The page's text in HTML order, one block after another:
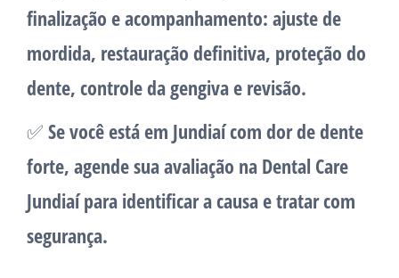
finalização e acompanhamento: ajuste de
mordida, restauração definitiva, proteção do
dente, controle da gengiva e revisão.
✅ Se você está em Jundiaí com dor de dente
forte, agende sua avaliação na Dental Care
Jundiaí para identificar a causa e tratar com
segurança.